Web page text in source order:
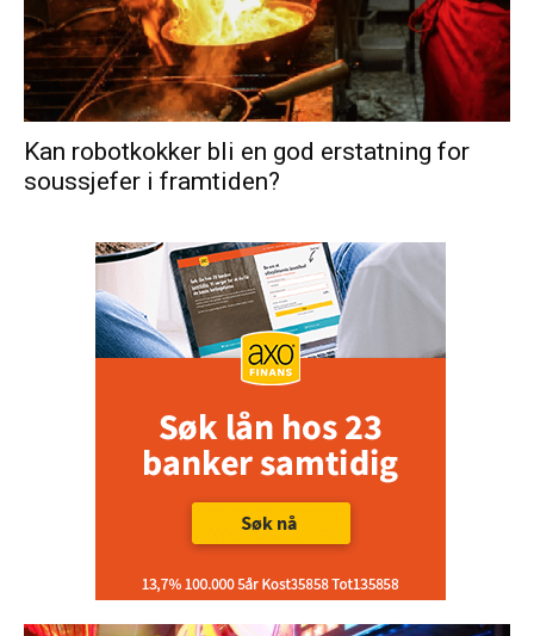
Kan robotkokker bli en god erstatning for
soussjefer i framtiden?